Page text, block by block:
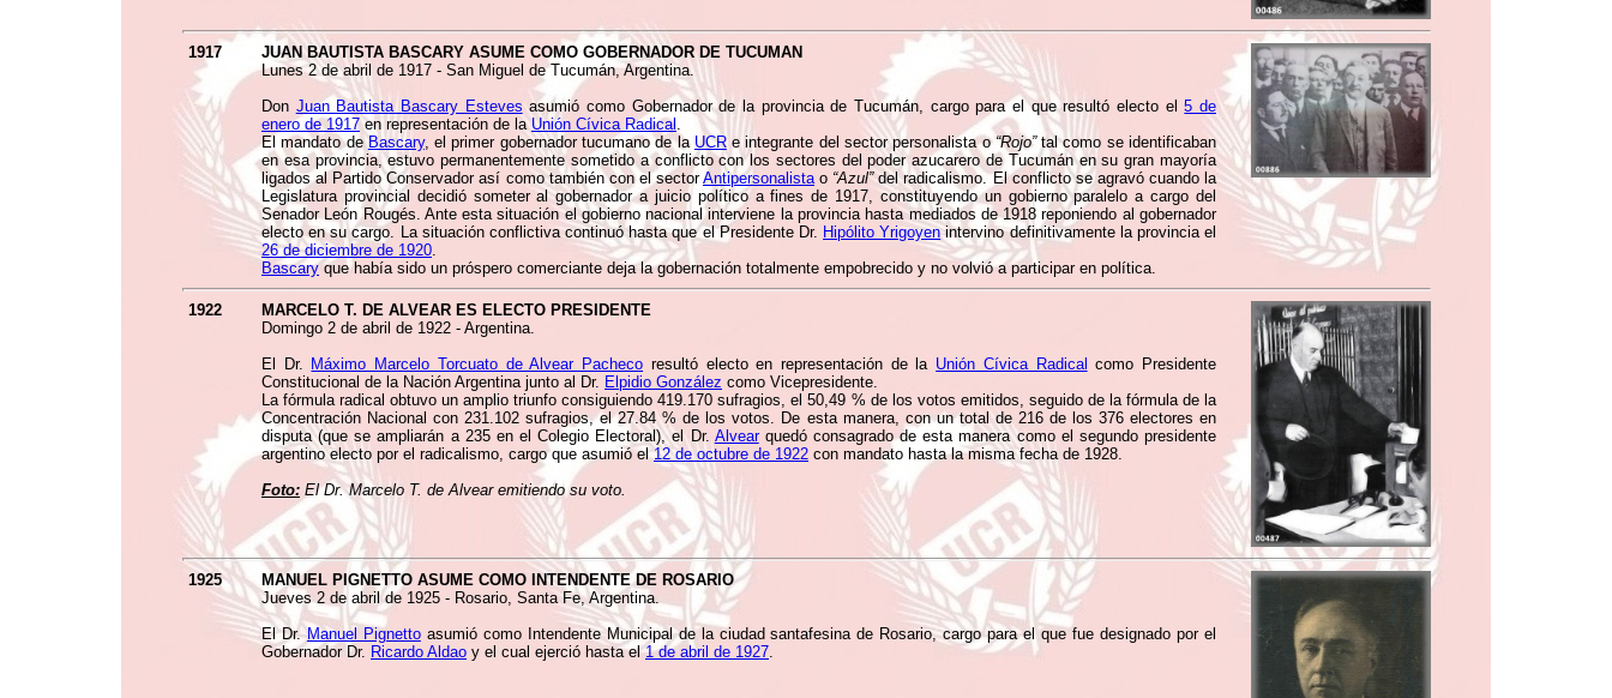
1917
JUAN BAUTISTA BASCARY ASUME COMO GOBERNADOR DE TUCUMAN
Lunes 2 de abril de 1917 - San Miguel de Tucumán, Argentina.
Don Juan Bautista Bascary Esteves asumió como Gobernador de la provincia de Tucumán, cargo para el que resultó electo el5 de
enero de 1917 en representación de la Unión Cívica Radical .
El mandato deBascary, el primer gobernador tucumano de la UCRe integrante del sector personalista o “Rojo”tal como se identificaban
en esa provincia, estuvo permanentemente sometido a conflicto con los sectores del poder azucarero de Tucumán en su gran mayoría
ligados al Partido Conservador así como también con el sectorAntipersonalistao “Azul”del radicalismo. El conflicto se agravó cuando la
Legislatura provincial decidió someter al gobernador a juicio político a fines de 1917, constituyendo un gobierno paralelo a cargo del
Senador León Rougés. Ante esta situación el gobierno nacional interviene la provincia hasta mediados de 1918 reponiendo al gobernador
electo en su cargo. La situación conflictiva continuó hasta que el Presidente Dr. Hipólito Yrigoyenintervino definitivamente la provincia el
26 de diciembre de 1920.
Bascary que había sido un próspero comerciante deja la gobernación totalmente empobrecido y no volvió a participar en política.
1922
MARCELO T. DE ALVEAR ES ELECTO PRESIDENTE
Domingo 2 de abril de 1922 - Argentina.
El Dr. Máximo Marcelo Torcuato de Alvear Pacheco resultó electo en representación de la Unión Cívica Radical como Presidente
Constitucional de la Nación Argentina junto al Dr. Elpidio González como Vicepresidente.
La fórmula radical obtuvo un amplio triunfo consiguiendo 419.170 sufragios, el 50,49 % de los votos emitidos, seguido de la fórmula de la
Concentración Nacional con 231.102 sufragios, el 27.84 % de los votos. De esta manera, con un total de 216 de los 376 electores en
disputa (que se ampliarán a 235 en el Colegio Electoral), el Dr. Alvearquedó consagrado de esta manera como el segundo presidente
argentino electo por el radicalismo, cargo que asumió el12 de octubre de 1922 con mandato hasta la misma fecha de 1928.
Foto: El Dr. Marcelo T. de Alvear emitiendo su voto.
1925
MANUEL PIGNETTO ASUME COMO INTENDENTE DE ROSARIO
Jueves 2 de abril de 1925 - Rosario, Santa Fe, Argentina.
El Dr. Manuel Pignettoasumió como Intendente Municipal de la ciudad santafesina de Rosario, cargo para el que fue designado por el
Gobernador Dr. Ricardo Aldao y el cual ejerció hasta el1 de abril de 1927.